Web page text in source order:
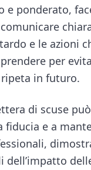
e ponderato,
e le azioni
per
in futuro.
di scuse
fiducia e a
dell’impatto